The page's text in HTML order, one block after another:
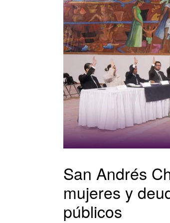
San Andrés
mujeres y
públicos